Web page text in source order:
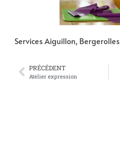
Services Aiguillon, Bergerolles
PRÉCÉDENT
Atelier expression